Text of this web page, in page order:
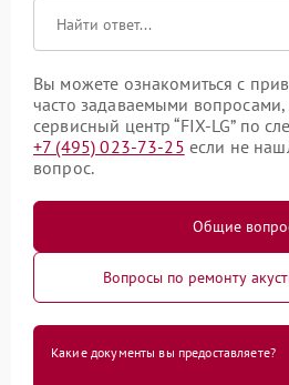
Вы можете ознакомиться с
часто задаваемыми вопросами,
сервисный центр “FIX-LG” по
+7 (495) 023-73-25 если не
вопрос.
Общие
Вопросы по ремонту
Какие документы вы предоставляете?